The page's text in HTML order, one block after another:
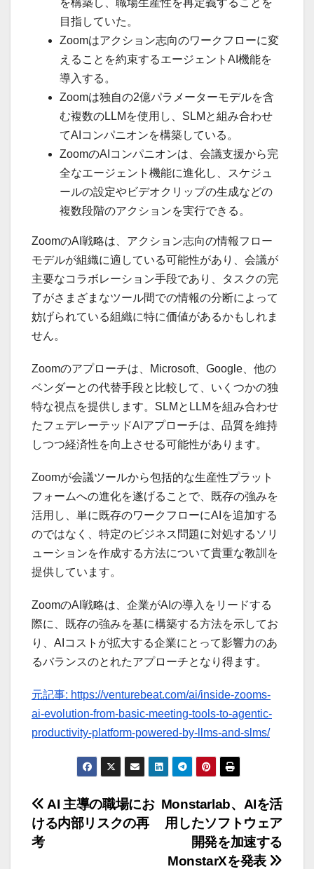
目指していた。
Zoomはアクション志向のワークフローに変
えることを約束するエージェントAI機能を
導入する。
Zoomは独自の2億パラメーターモデルを含
む複数のLLMを使用し、SLMと組み合わせ
てAIコンパニオンを構築している。
ZoomのAIコンパニオンは、会議支援から完
全なエージェント機能に進化し、スケジュ
ールの設定やビデオクリップの生成などの
複数段階のアクションを実行できる。
ZoomのAI戦略は、アクション志向の情報フロー
モデルが組織に適している可能性があり、会議が
主要なコラボレーション手段であり、タスクの完
了がさまざまなツール間での情報の分断によって
妨げられている組織に特に価値があるかもしれま
せん。
Zoomのアプローチは、Microsoft、Google、他の
ベンダーとの代替手段と比較して、いくつかの独
特な視点を提供します。SLMとLLMを組み合わせ
たフェデレーテッドAIアプローチは、品質を維持
しつつ経済性を向上させる可能性があります。
Zoomが会議ツールから包括的な生産性プラット
フォームへの進化を遂げることで、既存の強みを
活用し、単に既存のワークフローにAIを追加する
のではなく、特定のビジネス問題に対処するソリ
ューションを作成する方法について貴重な教訓を
提供しています。
ZoomのAI戦略は、企業がAIの導入をリードする
際に、既存の強みを基に構築する方法を示してお
り、AIコストが拡大する企業にとって影響力のあ
るバランスのとれたアプローチとなり得ます。
元記事: https://venturebeat.com/ai/inside-zooms-
ai-evolution-from-basic-meeting-tools-to-agentic-
productivity-platform-powered-by-llms-and-slms/
投
稿
Monstarlab、AIを活
用したソフトウェア
開発を加速する
MonstarXを発表
AI 主導の職場にお
ける内部リスクの再
考